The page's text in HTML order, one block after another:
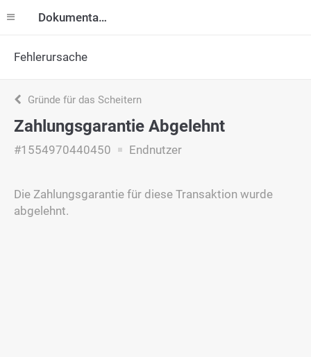
Dokumentation
Fehlerursache
Gründe für das Scheitern
Zahlungsgarantie Abgelehnt
#1554970440450 Endnutzer
Die Zahlungsgarantie für diese Transaktion wurde
abgelehnt.